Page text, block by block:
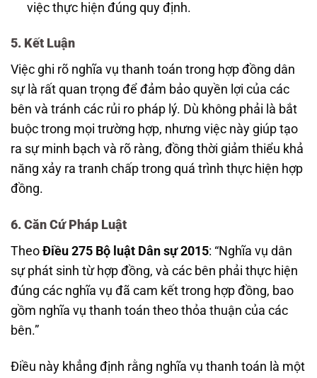
việc thực hiện đúng quy định.
5. Kết Luận
Việc ghi rõ nghĩa vụ thanh toán trong hợp đồng dân
sự là rất quan trọng để đảm bảo quyền lợi của các
bên và tránh các rủi ro pháp lý. Dù không phải là bắt
buộc trong mọi trường hợp, nhưng việc này giúp tạo
ra sự minh bạch và rõ ràng, đồng thời giảm thiểu khả
năng xảy ra tranh chấp trong quá trình thực hiện hợp
đồng.
6. Căn Cứ Pháp Luật
Theo Điều 275 Bộ luật Dân sự 2015: “Nghĩa vụ dân
sự phát sinh từ hợp đồng, và các bên phải thực hiện
đúng các nghĩa vụ đã cam kết trong hợp đồng, bao
gồm nghĩa vụ thanh toán theo thỏa thuận của các
bên.”
Điều này khẳng định rằng nghĩa vụ thanh toán là một